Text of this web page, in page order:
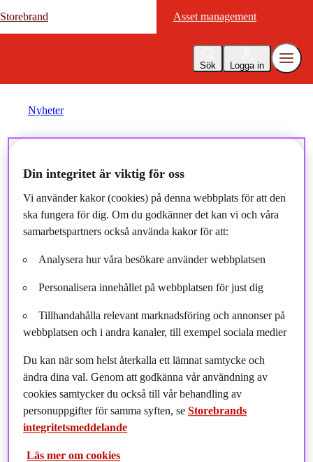
Storebrand Asset management
Sök Logga in
Storebrand Asset management
Nyheter
Storebrand partners with
UN to boost climate
transparency
2018-03-20
Din integritet är viktig för oss
Vi använder kakor (cookies) på denna webbplats för att den
ska fungera för dig. Om du godkänner det kan vi och våra
samarbetspartners också använda kakor för att:
Analysera hur våra besökare använder webbplatsen
Personalisera innehållet på webbplatsen för just dig
Tillhandahålla relevant marknadsföring och annonser på
webbplatsen och i andra kanaler, till exempel sociala medier
Du kan när som helst återkalla ett lämnat samtycke och
ändra dina val. Genom att godkänna vår användning av
cookies samtycker du också till vår behandling av
personuppgifter för samma syften, seStorebrands
integritetsmeddelande
Läs mer om cookies